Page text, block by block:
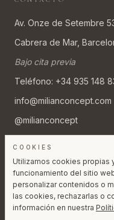
Av. Onze de Setembre
Cabrera de Mar,
Bajo cita previa
Teléfono: +34 935 148
info@milianconcept.com
@milianconcept
TODOS LOS
AVISO LEGAL
COOKIES
Utilizamos cookies propias
funcionamiento del sitio
personalizar contenidos o
las cookies, rechazarlas o
información en nuestra